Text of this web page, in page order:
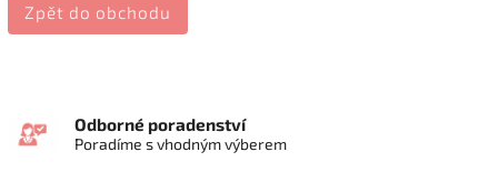
Zpět do obchodu
Odborné poradenství
Poradíme s vhodným výberem